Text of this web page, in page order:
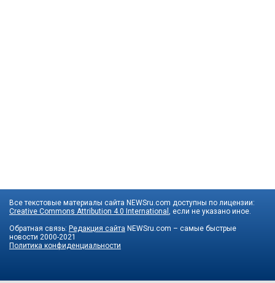
Все текстовые материалы сайта NEWSru.com доступны по лицензии:
Creative Commons Attribution 4.0 International , если не указано иное.
Обратная связь: Редакция сайта NEWSru.com – самые быстрые
новости 2000-2021
Политика конфиденциальности